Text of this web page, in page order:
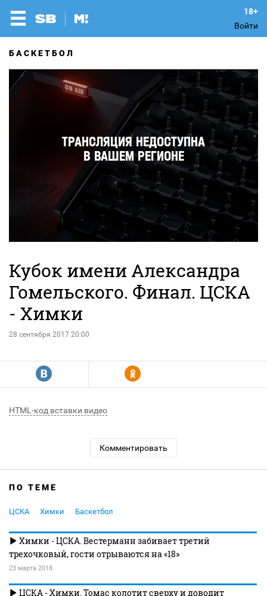
Войти
БАСКЕТБОЛ
Кубок имени Александра
Гомельского. Финал. ЦСКА
- Химки
28 сентября 2017 20:00
R Y
HTML-код вставки видео
Комментировать
ПО ТЕМЕ
ЦСКА Химки Баскетбол
Химки - ЦСКА. Вестерманн забивает третий
трехочковый, гости отрываются на «18»
23 марта 2018
ЦСКА - Химки. Томас колотит сверху и доводит